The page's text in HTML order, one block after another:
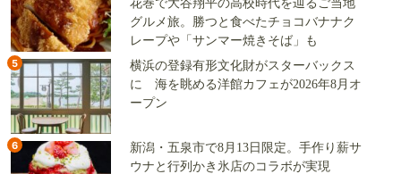
花巻で大谷翔平の高校時代を辿るご当地
グルメ旅。勝つと食べたチョコバナナク
レープや「サンマー焼きそば」も
5
横浜の登録有形文化財がスターバックス
に 海を眺める洋館カフェが2026年8月オ
ープン
6
新潟・五泉市で8月13日限定。手作り薪サ
ウナと行列かき氷店のコラボが実現